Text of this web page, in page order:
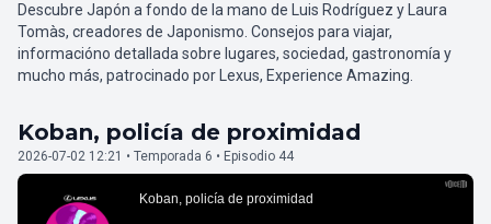
Descubre Japón a fondo de la mano de Luis Rodríguez y Laura
Tomàs, creadores de Japonismo. Consejos para viajar,
informacióno detallada sobre lugares, sociedad, gastronomía y
mucho más, patrocinado por Lexus, Experience Amazing.
Koban, policía de proximidad
2026-07-02 12:21 • Temporada 6 • Episodio 44